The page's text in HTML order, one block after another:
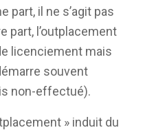
part, il ne s’agit pas
part, l’outplacement
licenciement mais
souvent
non-effectué).
» induit du